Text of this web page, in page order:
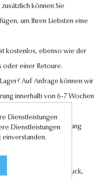
können Sie
um Ihren Liebsten eine
kostenlos, ebenso wie der
oder einer Retoure.
Auf Anfrage können wir
innerhalb von 6-7 Wochen
gerne zur Verfügung
an Diamantschmuck,
Dienstleistungen
Dienstleistungen
einverstanden.